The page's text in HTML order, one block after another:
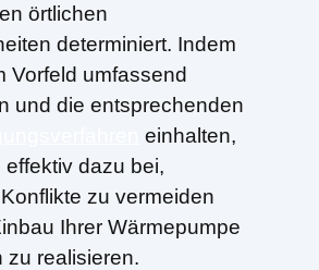
örtlichen
determiniert. Indem
Vorfeld umfassend
und die entsprechenden
einhalten,
effektiv dazu bei,
zu vermeiden
Ihrer Wärmepumpe
zu realisieren.